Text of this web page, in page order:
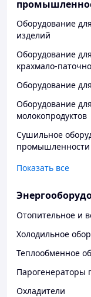
Оборудование
изделий
Оборудование
крахмало-
Оборудование
Оборудование
молокопродуктов
Сушильное
промышленности
Показать все
Отопительное и
Холодильное
Теплообменное
Охладители